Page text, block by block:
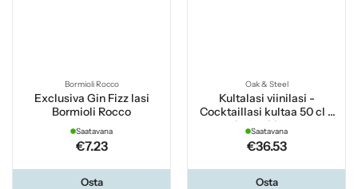
Bormioli Rocco
Exclusiva Gin Fizz lasi
Bormioli Rocco
Saatavana
€7.23
Osta
Oak & Steel
Kultalasi viinilasi -
Cocktaillasi kultaa 50 cl 2
kpl pakkaus
Saatavana
€36.53
Osta